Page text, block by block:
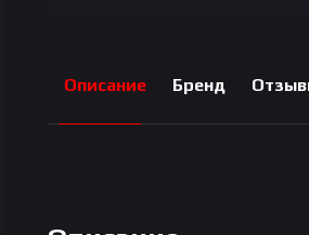
Описание Бренд